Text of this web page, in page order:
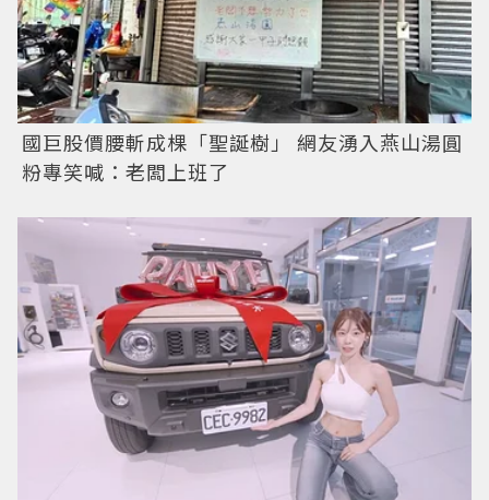
國巨股價腰斬成棵「聖誕樹」 網友湧入燕山湯圓
粉專笑喊：老闆上班了